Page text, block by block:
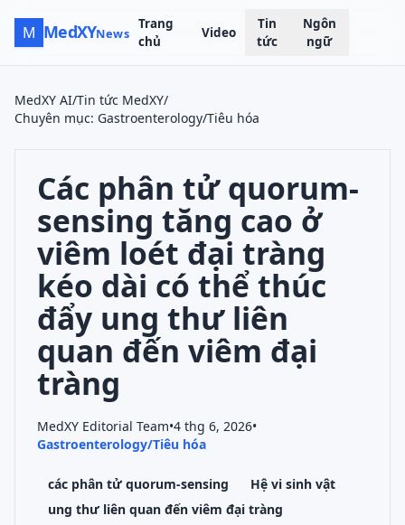
M MedXYNews
Trang
chủ
Video
Tin
tức
Ngôn
ngữ
MedXY AI/Tin tức MedXY/
Chuyên mục: Gastroenterology/Tiêu hóa
Các phân tử quorum-
sensing tăng cao ở
viêm loét đại tràng
kéo dài có thể thúc
đẩy ung thư liên
quan đến viêm đại
tràng
MedXY Editorial Team•4 thg 6, 2026•
Gastroenterology/Tiêu hóa
các phân tử quorum-sensing
Hệ vi sinh vật
ung thư liên quan đến viêm đại tràng